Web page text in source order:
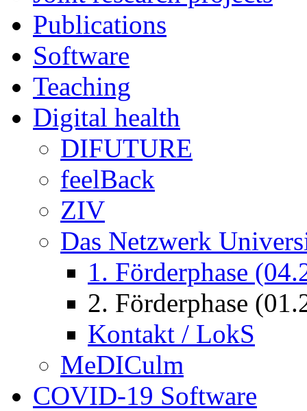
Publications
Software
Teaching
Digital health
DIFUTURE
feelBack
ZIV
Das Netzwerk
1. Förderphase
2. Förderphase
Kontakt / LokS
MeDICulm
COVID-19 Software